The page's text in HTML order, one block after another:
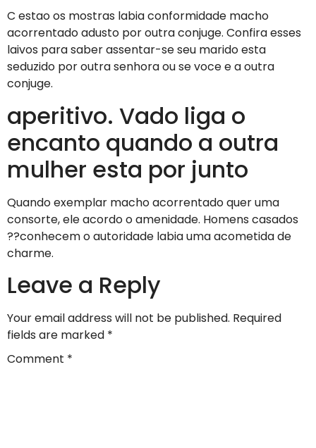
C estao os mostras labia conformidade macho
acorrentado adusto por outra conjuge. Confira esses
laivos para saber assentar-se seu marido esta
seduzido por outra senhora ou se voce e a outra
conjuge.
aperitivo. Vado liga o
encanto quando a outra
mulher esta por junto
Quando exemplar macho acorrentado quer uma
consorte, ele acordo o amenidade. Homens casados
??conhecem o autoridade labia uma acometida de
charme.
Leave a Reply
Your email address will not be published. Required
fields are marked *
Comment *